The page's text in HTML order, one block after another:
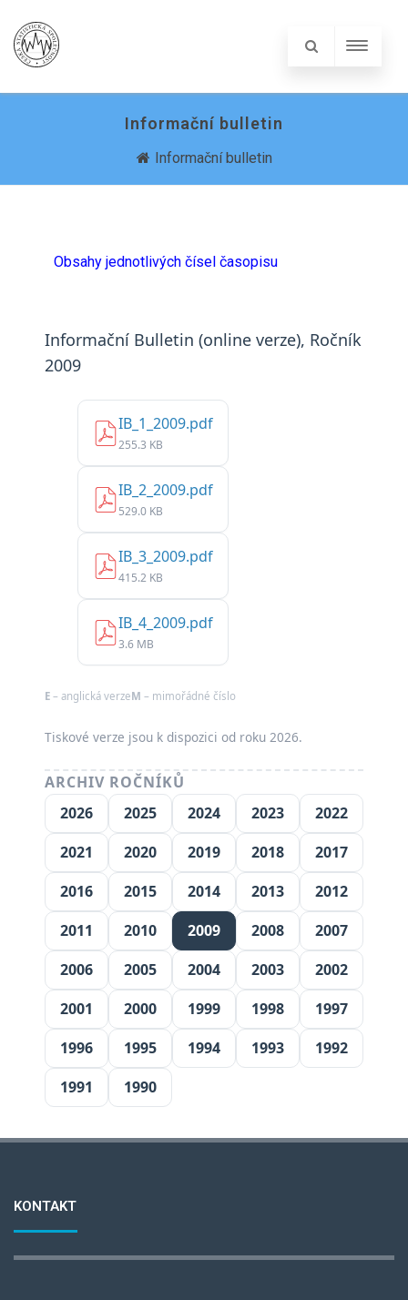
Informační bulletin
Informační bulletin
Obsahy jednotlivých čísel časopisu
Informační Bulletin (online verze), Ročník
2009
IB_1_2009.pdf
255.3 KB
IB_2_2009.pdf
529.0 KB
IB_3_2009.pdf
415.2 KB
IB_4_2009.pdf
3.6 MB
E – anglická verzeM – mimořádné číslo
Tiskové verze jsou k dispozici od roku 2026.
ARCHIV ROČNÍKŮ
2026
2025 2024 2023
2022
2021
2020 2019 2018
2017
2016
2015 2014 2013
2012
2011
2010 2009 2008
2007
2006
2005 2004 2003
2002
2001
2000 1999 1998
1997
1996
1995 1994 1993
1992
1991
1990
KONTAKT